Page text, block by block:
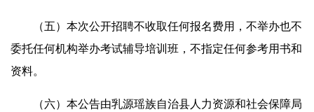
（五）本次公开招聘不收取任何报名费用，不举办也不
委托任何机构举办考试辅导培训班，不指定任何参考用书和
资料。
（六）本公告由乳源瑶族自治县人力资源和社会保障局